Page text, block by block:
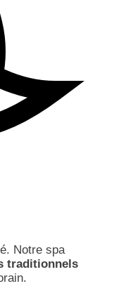
Notre spa
traditionnels